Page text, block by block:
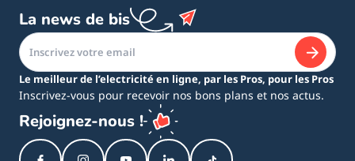
La news de bis
Le meilleur de l’electricité en ligne, par les Pros, pour les Pros
Inscrivez-vous pour recevoir nos bons plans et nos actus.
Rejoignez-nous !